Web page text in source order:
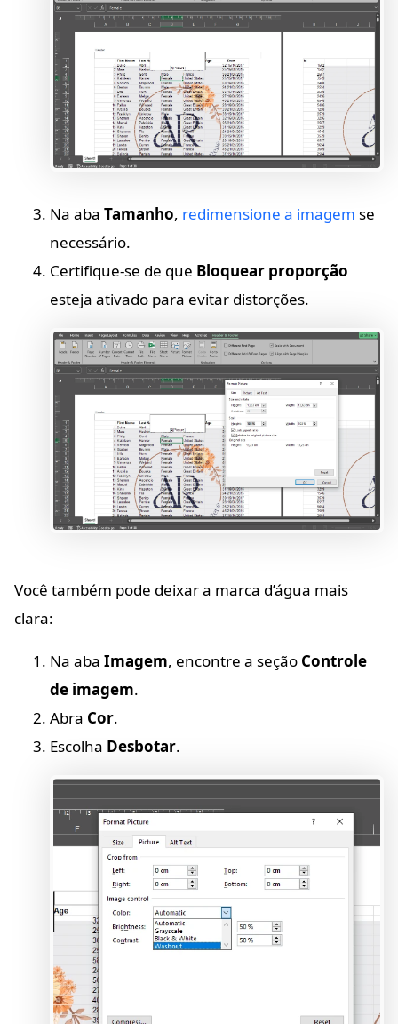
Na aba Tamanho, redimensione a imagem se
necessário.
Certifique-se de que Bloquear proporção
esteja ativado para evitar distorções.
Você também pode deixar a marca d’água mais
clara:
Na aba Imagem, encontre a seção Controle
de imagem.
Abra Cor.
Escolha Desbotar.